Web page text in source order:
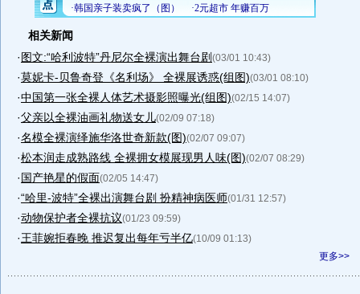
相关新闻
·图文:“哈利波特”丹尼尔全裸演出舞台剧 (03/01 10:43)
·莫妮卡-贝鲁奇登《名利场》 全裸展诱惑(组图)(03/01 08:10)
·中国第一张全裸人体艺术摄影照曝光(组图)(02/15 14:07)
·父亲以全裸油画礼物送女儿(02/09 07:18)
·名模全裸演绎施华洛世奇新款(图)(02/07 09:07)
·松本润走成熟路线 全裸拥女模展现男人味(图)(02/07 08:29)
·国产艳星的假面(02/05 14:47)
·“哈里-波特”全裸出演舞台剧 扮精神病医师(01/31 12:57)
·动物保护者全裸抗议(01/23 09:59)
·王菲婉拒春晚 推迟复出每年亏半亿(10/09 01:13)
更多>>